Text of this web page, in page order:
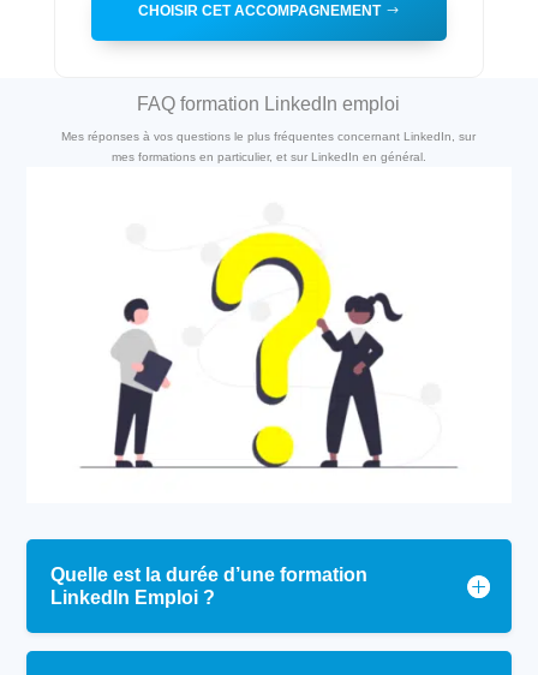
CHOISIR CET ACCOMPAGNEMENT
FAQ formation LinkedIn emploi
Mes réponses à vos questions le plus fréquentes concernant LinkedIn, sur
mes formations en particulier, et sur LinkedIn en général.
Quelle est la durée d’une formation
LinkedIn Emploi ?